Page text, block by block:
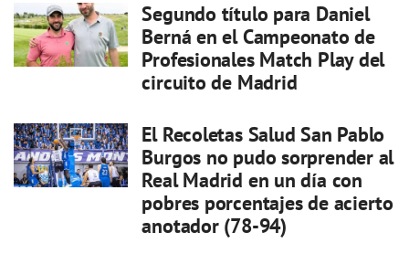
Segundo título para Daniel
Berná en el Campeonato de
Profesionales Match Play del
circuito de Madrid
El Recoletas Salud San Pablo
Burgos no pudo sorprender al
Real Madrid en un día con
pobres porcentajes de acierto
anotador (78-94)